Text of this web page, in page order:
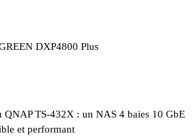
DXP4800 Plus
QNAP TS-432X : un NAS 4 baies 10 GbE
et performant